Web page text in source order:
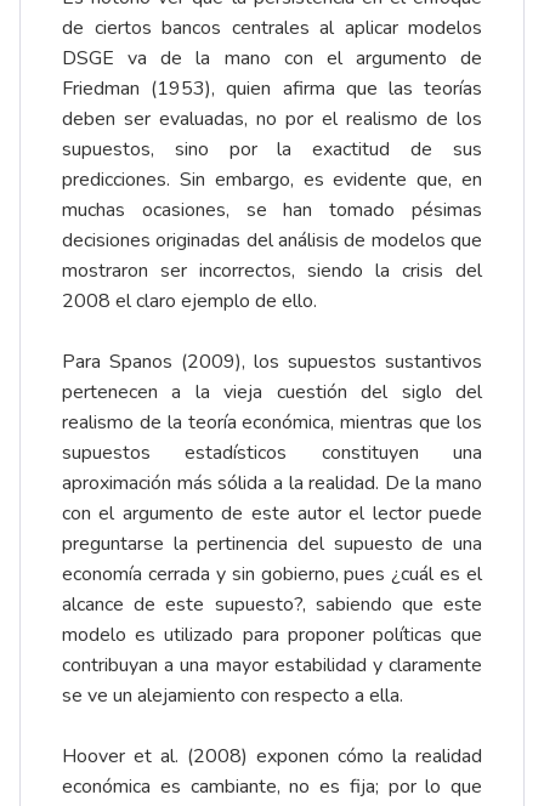
de ciertos bancos centrales al aplicar modelos
DSGE va de la mano con el argumento de
Friedman (1953), quien afirma que las teorías
deben ser evaluadas, no por el realismo de los
supuestos, sino por la exactitud de sus
predicciones. Sin embargo, es evidente que, en
muchas ocasiones, se han tomado pésimas
decisiones originadas del análisis de modelos que
mostraron ser incorrectos, siendo la crisis del
2008 el claro ejemplo de ello.
Para Spanos (2009), los supuestos sustantivos
pertenecen a la vieja cuestión del siglo del
realismo de la teoría económica, mientras que los
supuestos estadísticos constituyen una
aproximación más sólida a la realidad. De la mano
con el argumento de este autor el lector puede
preguntarse la pertinencia del supuesto de una
economía cerrada y sin gobierno, pues ¿cuál es el
alcance de este supuesto?, sabiendo que este
modelo es utilizado para proponer políticas que
contribuyan a una mayor estabilidad y claramente
se ve un alejamiento con respecto a ella.
Hoover et al. (2008) exponen cómo la realidad
económica es cambiante, no es fija; por lo que